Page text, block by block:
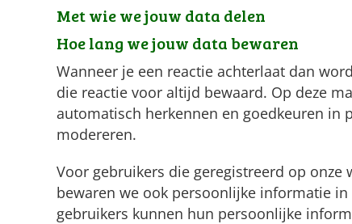
Met wie we jouw data delen
Hoe lang we jouw data bewaren
Wanneer je een reactie achterlaat dan
die reactie voor altijd bewaard. Op deze
automatisch herkennen en goedkeuren in
modereren.
Voor gebruikers die geregistreerd op onze
bewaren we ook persoonlijke informatie
gebruikers kunnen hun persoonlijke